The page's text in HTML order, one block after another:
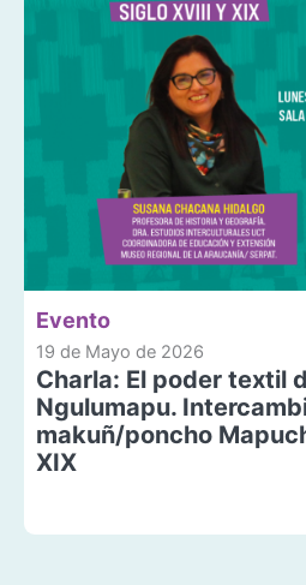
Evento
19 de Mayo de 2026
Charla: El poder textil
Ngulumapu.
makuñ/poncho
XIX